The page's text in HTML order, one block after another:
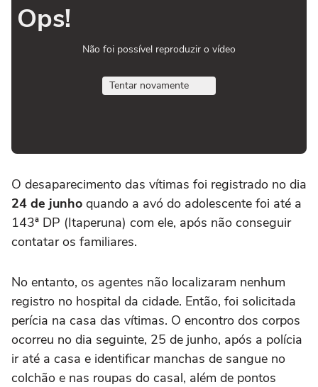
Ops!
Não foi possível reproduzir o vídeo
Tentar novamente
O desaparecimento das vítimas foi registrado no dia
24 de junho quando a avó do adolescente foi até a
143ª DP (Itaperuna) com ele, após não conseguir
contatar os familiares.
No entanto, os agentes não localizaram nenhum
registro no hospital da cidade. Então, foi solicitada
perícia na casa das vítimas. O encontro dos corpos
ocorreu no dia seguinte, 25 de junho, após a polícia
ir até a casa e identificar manchas de sangue no
colchão e nas roupas do casal, além de pontos